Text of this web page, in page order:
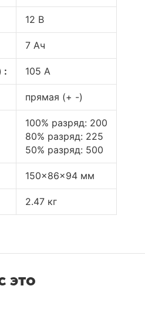
12 В
7 Ач
: 105 А
прямая (+ -)
100% разряд: 200
80% разряд: 225
50% разряд: 500
150x86x94 мм
2.47 кг
это